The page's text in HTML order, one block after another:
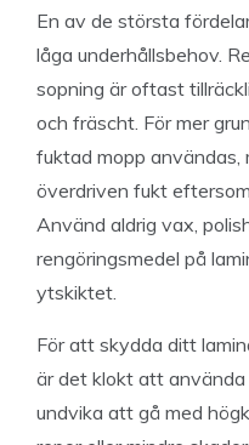
En av de största
låga underhållsbehov.
sopning är oftast
och fräscht. För mer
fuktad mopp
överdriven fukt
Använd aldrig vax,
rengöringsmedel på
ytskiktet.
För att skydda ditt
är det klokt att
undvika att gå med